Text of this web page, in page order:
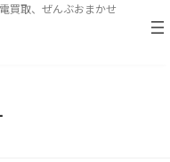
買取、ぜんぶおまかせ